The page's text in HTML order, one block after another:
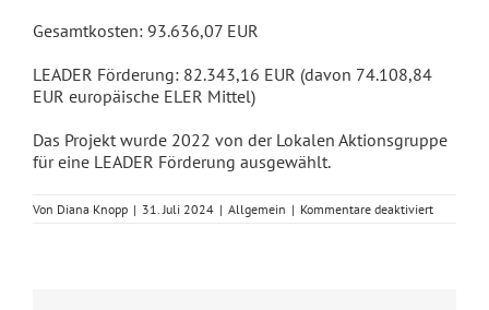
Gesamtkosten: 93.636,07 EUR
LEADER Förderung: 82.343,16 EUR (davon 74.108,84
EUR europäische ELER Mittel)
Das Projekt wurde 2022 von der Lokalen Aktionsgruppe
für eine LEADER Förderung ausgewählt.
Von Diana Knopp | 31. Juli 2024 | Allgemein | Kommentare deaktiviertfür